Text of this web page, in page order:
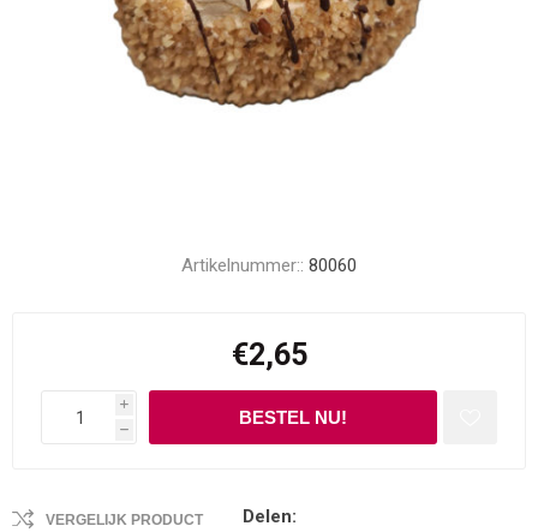
VERGELIJK PRODUCT
Artikelnummer:: 80060
€2,65
i
h
Delen: